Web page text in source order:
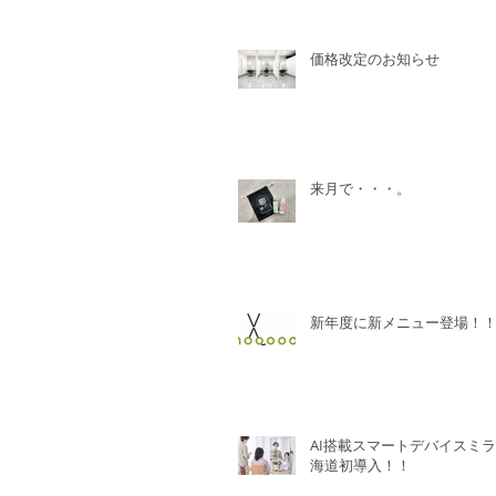
価格改定のお知らせ
来月で・・・。
新年度に新メニュー登場！！
AI搭載スマートデバイスミラ
海道初導入！！